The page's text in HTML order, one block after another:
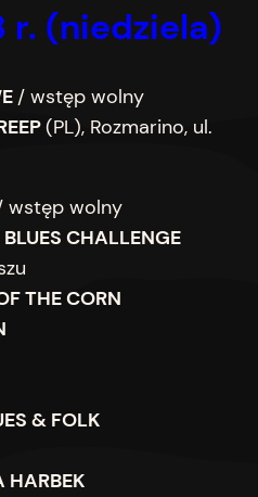
r. (niedziela)
/ wstęp wolny
(PL), Rozmarino, ul.
wolny
CHALLENGE
THE CORN
& FOLK
HARBEK